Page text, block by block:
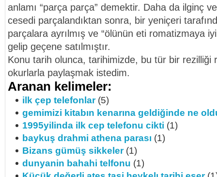
anlamı “parça parça” demektir. Daha da ilginç
cesedi parçalandıktan sonra, bir yeniçeri
parçalara ayrılmış ve “ölünün eti romatizmaya
gelip geçene satılmıştır.
Konu tarih olunca, tarihimizde, bu tür bir rezilliği
okurlarla paylaşmak istedim.
Aranan kelimeler:
ilk çep telefonlar(5)
gemimizi kitabın kenarına geldiğinde ne
1995yilinda ilk cep telefonu cikti (1)
baykuş drahmi athena parası (1)
Bizans gümüş sikkeler(1)
dunyanin bahahi telfonu (1)